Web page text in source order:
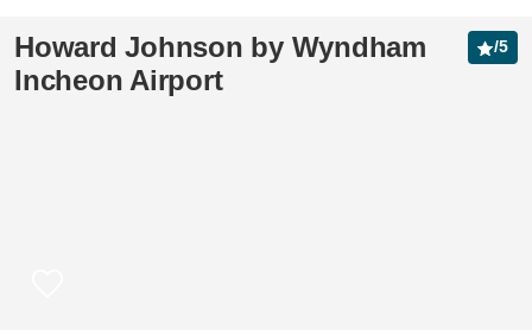
Howard Johnson by Wyndham
Incheon Airport
/5